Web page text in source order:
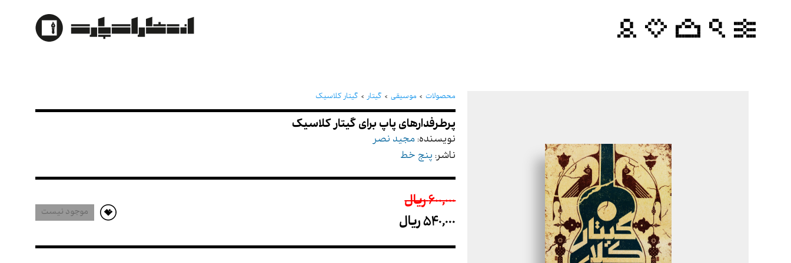
محصولات موسیقی گیتار گیتار کلاسیک
پرطرفدارهای پاپ برای گیتار کلاسیک
نویسنده: مجید نصر
ناشر: پنج خط
600,000 ريال
540,000 ريال
موجود نیست